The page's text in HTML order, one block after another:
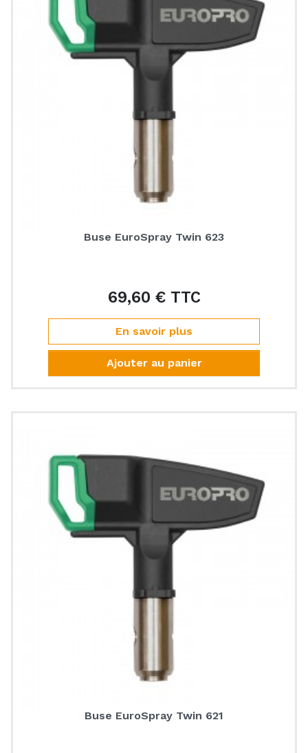
Buse EuroSpray Twin 623
69,60 € TTCPrix
En savoir plus
Ajouter au panier
Buse EuroSpray Twin 621